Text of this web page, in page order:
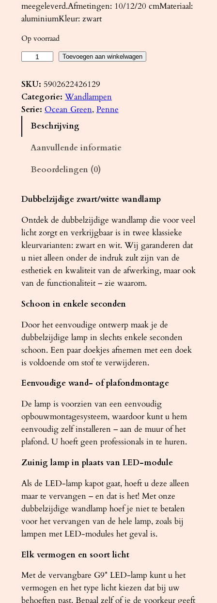
meegeleverd.Afmetingen: 10/12/20 cmMateriaal:
aluminiumKleur: zwart
Op voorraad
n
d
l
N
2
0
z
w
a
r
a
a
n
t
a
Toevoegen aan winkelwagen
SKU: 5902622426129
Categorie: Wandlampen
Serie: Ocean Green, Penne
Beschrijving
Aanvullende informatie
Beoordelingen (0)
Dubbelzijdige zwart/witte wandlamp
Ontdek de dubbelzijdige wandlamp die voor veel
licht zorgt en verkrijgbaar is in twee klassieke
kleurvarianten: zwart en wit. Wij garanderen dat
u niet alleen onder de indruk zult zijn van de
esthetiek en kwaliteit van de afwerking, maar ook
van de functionaliteit – zie waarom.
Schoon in enkele seconden
Door het eenvoudige ontwerp maak je de
dubbelzijdige lamp in slechts enkele seconden
schoon. Een paar doekjes afnemen met een doek
is voldoende om stof te verwijderen.
Eenvoudige wand- of plafondmontage
De lamp is voorzien van een eenvoudig
opbouwmontagesysteem, waardoor kunt u hem
eenvoudig zelf installeren – aan de muur of het
plafond. U hoeft geen professionals in te huren.
Zuinig lamp in plaats van LED-module
Als de LED-lamp kapot gaat, hoeft u deze alleen
maar te vervangen – en dat is het! Met onze
dubbelzijdige wandlamp hoef je niet te betalen
voor het vervangen van de hele lamp, zoals bij
lampen met LED-modules het geval is.
Elk vermogen en soort licht
Met de vervangbare G9* LED-lamp kunt u het
vermogen en het type licht kiezen dat bij uw
behoeften past. Bepaal zelf of je de voorkeur geeft